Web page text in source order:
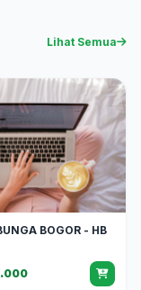
Lihat Semua
BOGOR - HB